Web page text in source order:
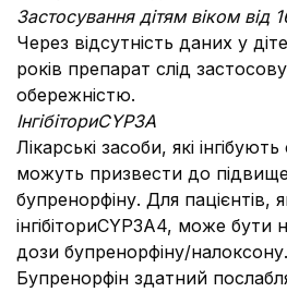
Застосування дітям віком від
Через відсутність даних у
років препарат слід
обережністю.
ІнгібіториCYP3A
Лікарські засоби, які
можуть призвести до
бупренорфіну. Для пацієнтів,
інгібіториCYP3A4, може бути
дози бупренорфіну/налоксону.
Бупренорфін здатний